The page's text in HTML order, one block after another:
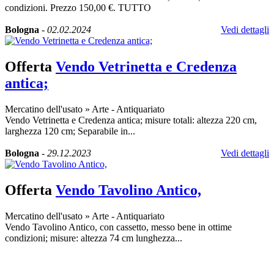
condizioni. Prezzo 150,00 €. TUTTO
Bologna - 02.02.2024 Vedi dettagli
Offerta Vendo Vetrinetta e Credenza
antica;
Mercatino dell'usato » Arte - Antiquariato
Vendo Vetrinetta e Credenza antica; misure totali: altezza 220 cm,
larghezza 120 cm; Separabile in...
Bologna - 29.12.2023 Vedi dettagli
Offerta Vendo Tavolino Antico,
Mercatino dell'usato » Arte - Antiquariato
Vendo Tavolino Antico, con cassetto, messo bene in ottime
condizioni; misure: altezza 74 cm lunghezza...